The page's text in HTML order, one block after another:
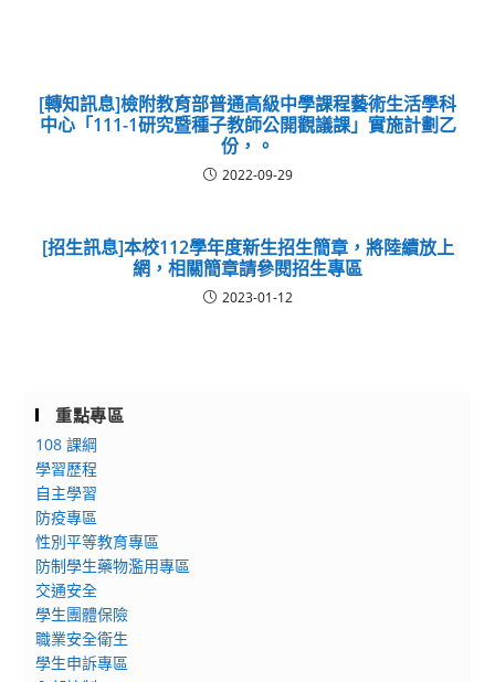
[轉知訊息]檢附教育部普通高級中學課程藝術生活學科
中心「111-1研究暨種子教師公開觀議課」實施計劃乙
份，。
2022-09-29
[招生訊息]本校112學年度新生招生簡章，將陸續放上
網，相關簡章請參閱招生專區
2023-01-12
重點專區
108 課綱
學習歷程
自主學習
防疫專區
性別平等教育專區
防制學生藥物濫用專區
交通安全
學生團體保險
職業安全衛生
學生申訴專區